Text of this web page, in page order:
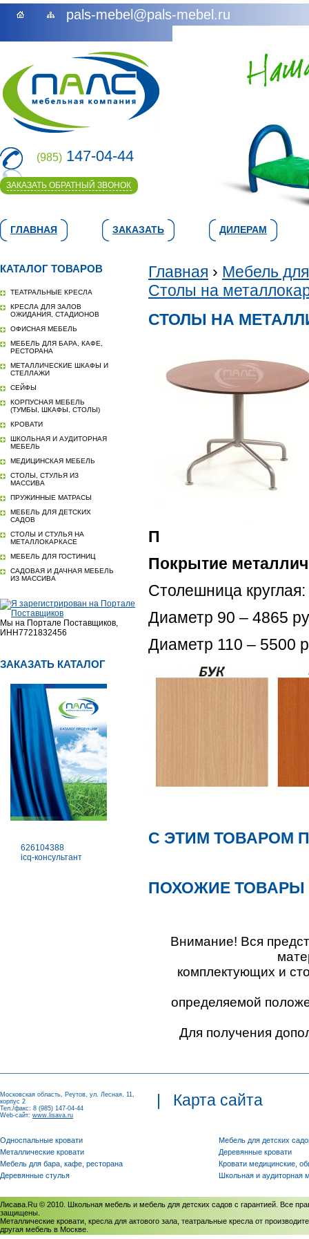
pals-mebel@pals-mebel.ru
(985) 147-04-44
ЗАКАЗАТЬ ОБРАТНЫЙ ЗВОНОК
ГЛАВНАЯ ЗАКАЗАТЬ ДИЛЕРАМ
КАТАЛОГ ТОВАРОВ
ТЕАТРАЛЬНЫЕ КРЕСЛА
КРЕСЛА ДЛЯ ЗАЛОВ
ОЖИДАНИЯ, СТАДИОНОВ
ОФИСНАЯ МЕБЕЛЬ
МЕБЕЛЬ ДЛЯ БАРА, КАФЕ,
РЕСТОРАНА
МЕТАЛЛИЧЕСКИЕ ШКАФЫ И
СТЕЛЛАЖИ
СЕЙФЫ
КОРПУСНАЯ МЕБЕЛЬ
(ТУМБЫ, ШКАФЫ, СТОЛЫ)
КРОВАТИ
ШКОЛЬНАЯ И АУДИТОРНАЯ
МЕБЕЛЬ
МЕДИЦИНСКАЯ МЕБЕЛЬ
СТОЛЫ, СТУЛЬЯ ИЗ
МАССИВА
ПРУЖИННЫЕ МАТРАСЫ
МЕБЕЛЬ ДЛЯ ДЕТСКИХ
САДОВ
СТОЛЫ И СТУЛЬЯ НА
МЕТАЛЛОКАРКАСЕ
МЕБЕЛЬ ДЛЯ ГОСТИНИЦ
САДОВАЯ И ДАЧНАЯ МЕБЕЛЬ
ИЗ МАССИВА
Мы на Портале Поставщиков,
ИНН7721832456
ЗАКАЗАТЬ КАТАЛОГ
626104388
icq-консультант
Главная › Мебель
Столы на
СТОЛЫ НА
П
Покрытие
Столешница круглая:
Диаметр 90 – 4865
Диаметр 110 – 5500
С ЭТИМ ТОВАРОМ
ПОХОЖИЕ ТОВАРЫ
Внимание! Вся
комплектующих и
определяемой
Для получения
Московская область, Реутов, ул. Лесная, 11,
корпус 2
Тел./факс: 8 (985) 147-04-44
Web-сайт: www.lisava.ru
| Карта сайта
Односпальные кровати
Металлические кровати
Мебель для бара, кафе, ресторана
Деревянные стулья
Мебель для детских
Деревянные кровати
Кровати медицинские,
Школьная и аудиторная
Лисава.Ru © 2010. Школьная мебель и мебель для детских садов с гарантией. Все
защищены.
Металлические кровати, кресла для актового зала, театральные кресла от
другая мебель в Москве.